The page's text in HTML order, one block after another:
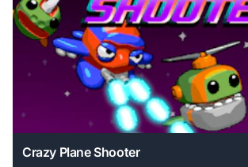
Crazy Plane Shooter